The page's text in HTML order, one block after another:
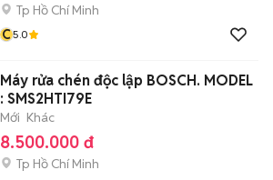
Tp Hồ Chí Minh
C5.0
Máy rửa chén độc lập BOSCH. MODEL
: SMS2HTI79E
Mới Khác
8.500.000 đ
Tp Hồ Chí Minh